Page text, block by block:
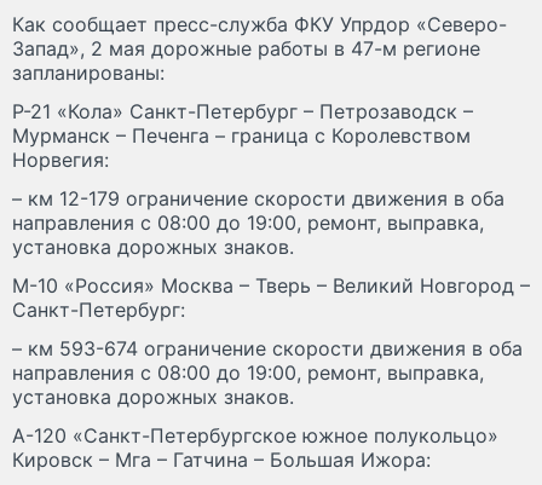
Как сообщает пресс-служба ФКУ Упрдор «Северо-
Запад», 2 мая дорожные работы в 47-м регионе
запланированы:
Р-21 «Кола» Санкт-Петербург – Петрозаводск –
Мурманск – Печенга – граница с Королевством
Норвегия:
– км 12-179 ограничение скорости движения в оба
направления с 08:00 до 19:00, ремонт, выправка,
установка дорожных знаков.
М-10 «Россия» Москва – Тверь – Великий Новгород –
Санкт-Петербург:
– км 593-674 ограничение скорости движения в оба
направления с 08:00 до 19:00, ремонт, выправка,
установка дорожных знаков.
А-120 «Санкт-Петербургское южное полукольцо»
Кировск – Мга – Гатчина – Большая Ижора: